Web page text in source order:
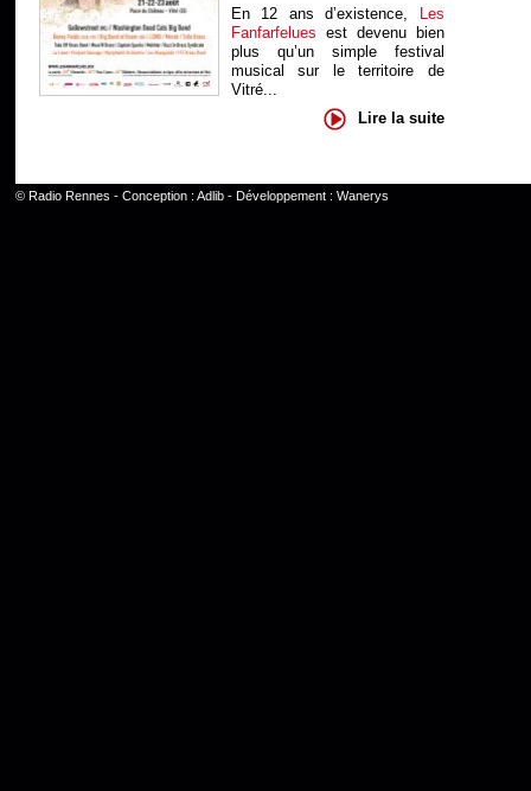
En 12 ans d’existence, Les
Fanfarfelues est devenu bien
plus qu’un simple festival
musical sur le territoire de
Vitré...
Lire la suite
© Radio Rennes - Conception : Adlib- Développement : Wanerys